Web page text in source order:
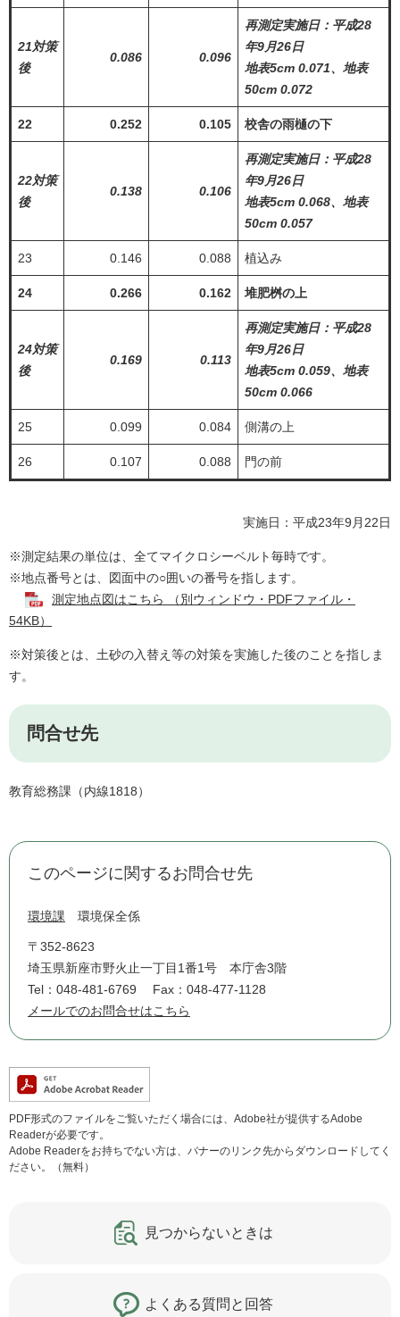
21対策
後
0.086 0.096
再測定実施日：平成28
年9月26日
地表5cm 0.071、地表
50cm 0.072
22 0.252 0.105 校舎の雨樋の下
22対策
後
0.138 0.106
再測定実施日：平成28
年9月26日
地表5cm 0.068、地表
50cm 0.057
23 0.146 0.088 植込み
24 0.266 0.162 堆肥桝の上
24対策
後
0.169 0.113
再測定実施日：平成28
年9月26日
地表5cm 0.059、地表
50cm 0.066
25 0.099 0.084 側溝の上
26 0.107 0.088 門の前
実施日：平成23年9月22日
※測定結果の単位は、全てマイクロシーベルト毎時です。
※地点番号とは、図面中の○囲いの番号を指します。
測定地点図はこちら （別ウィンドウ・PDFファイル・
54KB）
※対策後とは、土砂の入替え等の対策を実施した後のことを指しま
す。
問合せ先
教育総務課（内線1818）
このページに関するお問合せ先
環境課 環境保全係
〒352-8623
埼玉県新座市野火止一丁目1番1号 本庁舎3階
Tel：048-481-6769
Fax：048-477-1128
メールでのお問合せはこちら
PDF形式のファイルをご覧いただく場合には、Adobe社が提供するAdobe
Readerが必要です。
Adobe Readerをお持ちでない方は、バナーのリンク先からダウンロードしてく
ださい。（無料）
見つからないときは
よくある質問と回答